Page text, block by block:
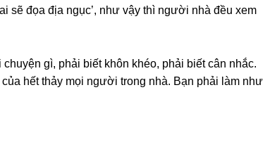
sẽ đọa địa ngục’, như vậy thì người nhà đều xem
gì, phải biết khôn khéo, phải biết cân nhắc.
hết thảy mọi người trong nhà. Bạn phải làm như